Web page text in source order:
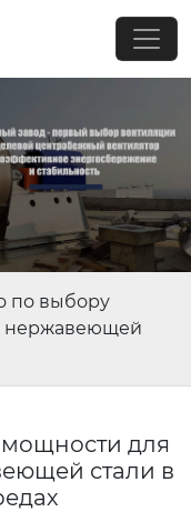
по выбору
нержавеющей
для
стали в